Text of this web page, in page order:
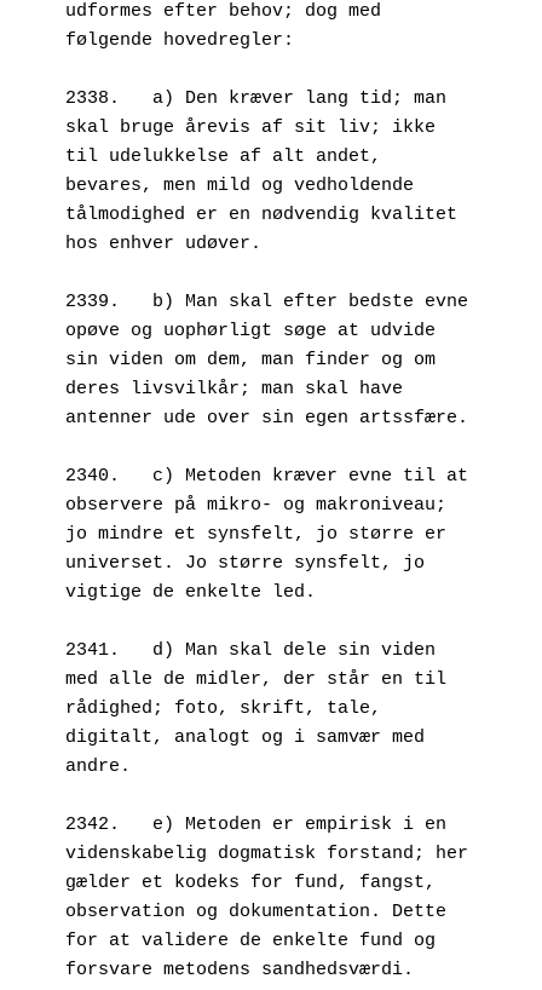
udformes efter behov; dog med
følgende hovedregler:
2338.   a) Den kræver lang tid; man
skal bruge årevis af sit liv; ikke
til udelukkelse af alt andet,
bevares, men mild og vedholdende
tålmodighed er en nødvendig kvalitet
hos enhver udøver.
2339.   b) Man skal efter bedste evne
opøve og uophørligt søge at udvide
sin viden om dem, man finder og om
deres livsvilkår; man skal have
antenner ude over sin egen artssfære.
2340.   c) Metoden kræver evne til at
observere på mikro- og makroniveau;
jo mindre et synsfelt, jo større er
universet. Jo større synsfelt, jo
vigtige de enkelte led.
2341.   d) Man skal dele sin viden
med alle de midler, der står en til
rådighed; foto, skrift, tale,
digitalt, analogt og i samvær med
andre.
2342.   e) Metoden er empirisk i en
videnskabelig dogmatisk forstand; her
gælder et kodeks for fund, fangst,
observation og dokumentation. Dette
for at validere de enkelte fund og
forsvare metodens sandhedsværdi.